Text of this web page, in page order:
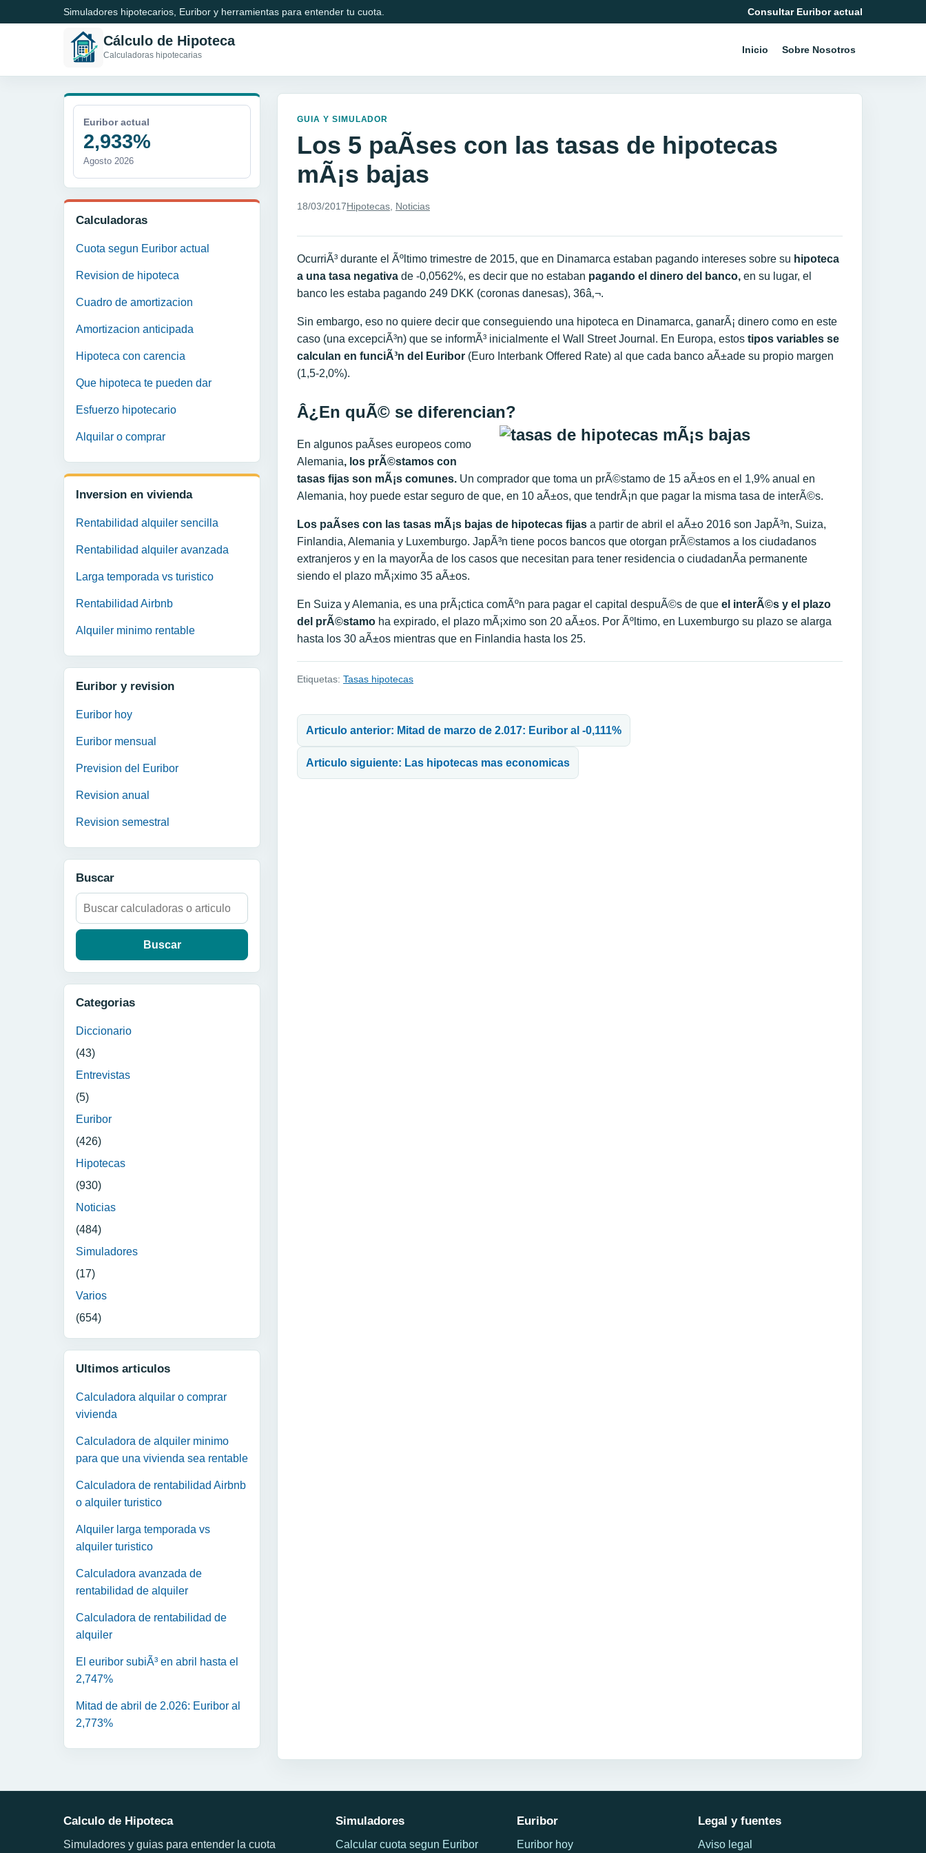
Simuladores hipotecarios, Euribor y herramientas para entender tu cuota. Consultar Euribor actual
Cálculo de Hipoteca
Calculadoras hipotecarias Inicio Sobre Nosotros
Euribor actual
2,933%
Agosto 2026
Calculadoras
Cuota segun Euribor actual
Revision de hipoteca
Cuadro de amortizacion
Amortizacion anticipada
Hipoteca con carencia
Que hipoteca te pueden dar
Esfuerzo hipotecario
Alquilar o comprar
Inversion en vivienda
Rentabilidad alquiler sencilla
Rentabilidad alquiler avanzada
Larga temporada vs turistico
Rentabilidad Airbnb
Alquiler minimo rentable
Euribor y revision
Euribor hoy
Euribor mensual
Prevision del Euribor
Revision anual
Revision semestral
Buscar
Buscar:
Categorias
Diccionario
(43)
Entrevistas
(5)
Euribor
(426)
Hipotecas
(930)
Noticias
(484)
Simuladores
(17)
Varios
(654)
Ultimos articulos
Calculadora alquilar o comprar
vivienda
Calculadora de alquiler minimo
para que una vivienda sea rentable
Calculadora de rentabilidad Airbnb
o alquiler turistico
Alquiler larga temporada vs
alquiler turistico
Calculadora avanzada de
rentabilidad de alquiler
Calculadora de rentabilidad de
alquiler
El euribor subiÃ³ en abril hasta el
2,747%
Mitad de abril de 2.026: Euribor al
2,773%
GUIA Y SIMULADOR
Los 5 paÃ­ses con las tasas de hipotecas
mÃ¡s bajas
18/03/2017Hipotecas Noticias
OcurriÃ³ durante el Ãºltimo trimestre de 2015, que en Dinamarca estaban pagando intereses sobre su hipoteca
a una tasa negativa de -0,0562%, es decir que no estaban pagando el dinero del banco, en su lugar, el
banco les estaba pagando 249 DKK (coronas danesas), 36â‚¬.
Sin embargo, eso no quiere decir que conseguiendo una hipoteca en Dinamarca, ganarÃ¡ dinero como en este
caso (una excepciÃ³n) que se informÃ³ inicialmente el Wall Street Journal. En Europa, estos tipos variables se
calculan en funciÃ³n del Euribor (Euro Interbank Offered Rate) al que cada banco aÃ±ade su propio margen
(1,5-2,0%).
Â¿En quÃ© se diferencian?
En algunos paÃ­ses europeos como
Alemania, los prÃ©stamos con
tasas fijas son mÃ¡s comunes. Un comprador que toma un prÃ©stamo de 15 aÃ±os en el 1,9% anual en
Alemania, hoy puede estar seguro de que, en 10 aÃ±os, que tendrÃ¡n que pagar la misma tasa de interÃ©s.
Los paÃ­ses con las tasas mÃ¡s bajas de hipotecas fijas a partir de abril el aÃ±o 2016 son JapÃ³n, Suiza,
Finlandia, Alemania y Luxemburgo. JapÃ³n tiene pocos bancos que otorgan prÃ©stamos a los ciudadanos
extranjeros y en la mayorÃ­a de los casos que necesitan para tener residencia o ciudadanÃ­a permanente
siendo el plazo mÃ¡ximo 35 aÃ±os.
En Suiza y Alemania, es una prÃ¡ctica comÃºn para pagar el capital despuÃ©s de que el interÃ©s y el plazo
del prÃ©stamo ha expirado, el plazo mÃ¡ximo son 20 aÃ±os. Por Ãºltimo, en Luxemburgo su plazo se alarga
hasta los 30 aÃ±os mientras que en Finlandia hasta los 25.
Etiquetas: Tasas hipotecas
Articulo anterior: Mitad de marzo de 2.017: Euribor al -0,111%
Articulo siguiente: Las hipotecas mas economicas
Calculo de Hipoteca
Simuladores y guias para entender la cuota
Simuladores
Calcular cuota segun Euribor
Euribor
Euribor hoy
Legal y fuentes
Aviso legal